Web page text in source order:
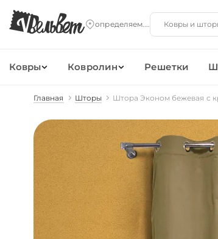
Ковры Ковролин Решетки
Главная Шторы Штора Эконом бежевая с